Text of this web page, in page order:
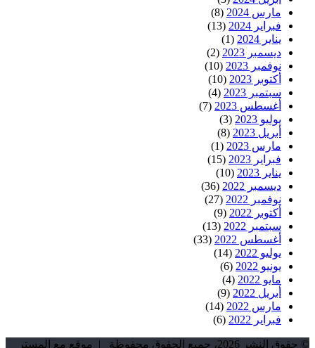
مارس 2024
(8)
فبراير 2024
(13)
يناير 2024
(1)
ديسمبر 2023
(2)
نوفمبر 2023
(10)
أكتوبر 2023
(10)
سبتمبر 2023
(4)
أغسطس 2023
(7)
يوليو 2023
(3)
أبريل 2023
(8)
مارس 2023
(1)
فبراير 2023
(15)
يناير 2023
(10)
ديسمبر 2022
(36)
نوفمبر 2022
(27)
أكتوبر 2022
(9)
سبتمبر 2022
(13)
أغسطس 2022
(33)
يوليو 2022
(14)
يونيو 2022
(6)
مايو 2022
(4)
أبريل 2022
(9)
مارس 2022
(14)
فبراير 2022
(6)
© حقوق النشر 2026، جميع الحقوق محفوظة | موقع مع المستر